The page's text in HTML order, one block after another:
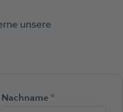
unsere
Nachname(Pflichtfeld)
*